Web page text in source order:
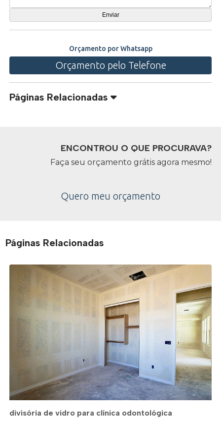
Orçamento por Whatsapp
Orçamento pelo Telefone
Páginas Relacionadas
ENCONTROU O QUE PROCURAVA?
Faça seu orçamento grátis agora mesmo!
Quero meu orçamento
Páginas Relacionadas
divisória de vidro para clínica odontológica